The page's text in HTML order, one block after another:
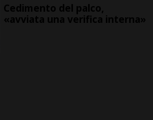
Cedimento del palco,
«avviata una verifica interna»